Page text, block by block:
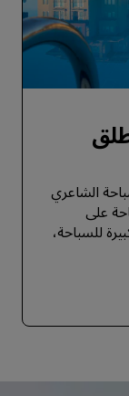
الشاعري
على
كبيرة للسباحة،